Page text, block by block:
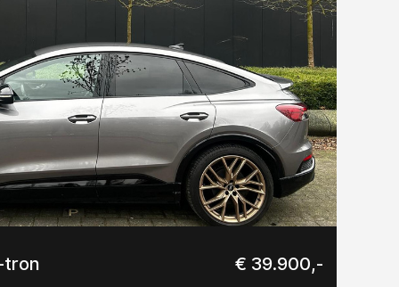
tron € 39.900,-